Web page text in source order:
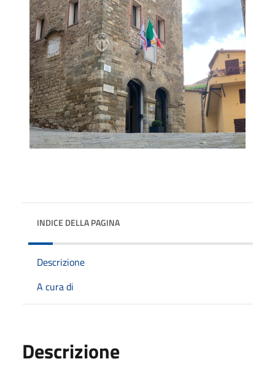
INDICE DELLA PAGINA
Descrizione
A cura di
Descrizione